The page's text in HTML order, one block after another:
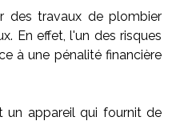
des travaux de plombier
En effet, l'un des risques
à une pénalité financière
un appareil qui fournit de